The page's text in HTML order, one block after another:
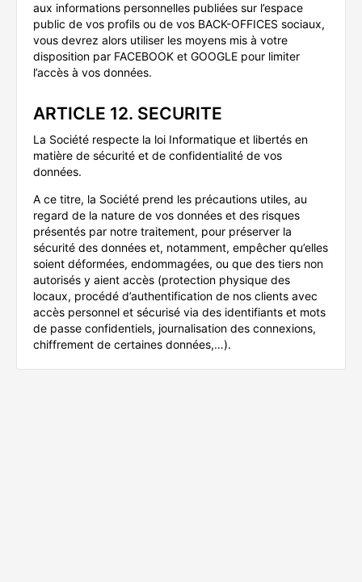
aux informations personnelles publiées sur l’espace
public de vos profils ou de vos BACK-OFFICES sociaux,
vous devrez alors utiliser les moyens mis à votre
disposition par FACEBOOK et GOOGLE pour limiter
l’accès à vos données.
ARTICLE 12. SECURITE
La Société respecte la loi Informatique et libertés en
matière de sécurité et de confidentialité de vos
données.
A ce titre, la Société prend les précautions utiles, au
regard de la nature de vos données et des risques
présentés par notre traitement, pour préserver la
sécurité des données et, notamment, empêcher qu’elles
soient déformées, endommagées, ou que des tiers non
autorisés y aient accès (protection physique des
locaux, procédé d’authentification de nos clients avec
accès personnel et sécurisé via des identifiants et mots
de passe confidentiels, journalisation des connexions,
chiffrement de certaines données,…).